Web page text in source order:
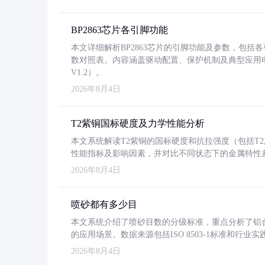
BP2863芯片各引脚功能
本文详细解析BP2863芯片的引脚功能及参数，包括
数对照表。内容涵盖驱动配置、保护机制及典型应
V1.2）。
2026年8月4日
T2紫铜国标硬度及力学性能分析
本文系统解读T2紫铜的国标硬度和抗拉强度（包括
性能指标及影响因素，并对比不同状态下的金属特
2026年8月4日
喷砂都有多少目
本文系统介绍了喷砂目数的分级标准，重点分析了
的应用场景。数据来源包括ISO 8503-1标准和行业
2026年8月4日